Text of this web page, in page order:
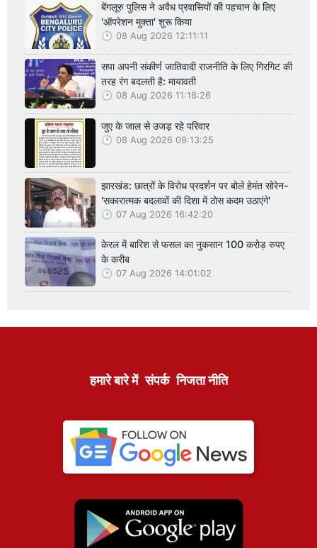
बेंगलूरु पुलिस ने अवैध प्रवासियों की पहचान के लिए
'ऑपरेशन मुक्ता' शुरू किया
08 Aug 2026 12:11:11
सपा अपनी संकीर्ण जातिवादी राजनीति के लिए गिरगिट की
तरह रंग बदलती है: मायावती
08 Aug 2026 11:16:26
जुए के जाल से उजड़ रहे परिवार
08 Aug 2026 09:13:25
झारखंड: छात्रों के विरोध प्रदर्शन पर बोले हेमंत सोरेन-
'सकारात्मक बदलावों की दिशा में ठोस कदम उठाएंगे'
07 Aug 2026 16:42:20
केरल में बारिश से फसल का नुकसान 100 करोड़ रुपए
के करीब
07 Aug 2026 14:01:02
हमारे बारे में संपर्क निजता नीति